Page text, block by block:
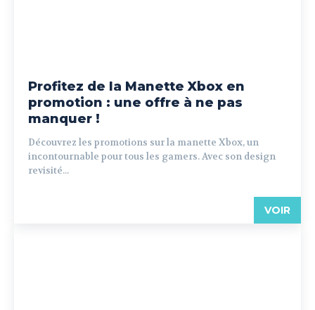
Profitez de la Manette Xbox en
promotion : une offre à ne pas
manquer !
Découvrez les promotions sur la manette Xbox, un
incontournable pour tous les gamers. Avec son design
revisité...
VOIR